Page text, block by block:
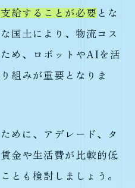
給することが必要 とな
国土により、物流コス
め、ロボットやAIを活
組みが重要となりま
めに、アデレード、タ
金や生活費が比較的低
とも検討しましょう。